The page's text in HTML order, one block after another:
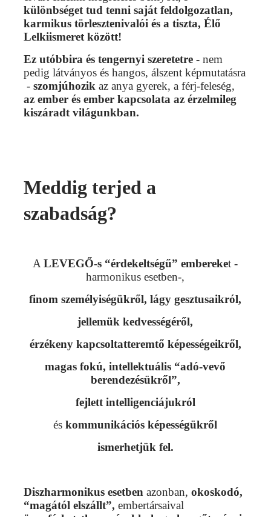
különbséget tud tenni saját feldolgozatlan,
karmikus törlesztenivalói és a tiszta, Élő
Lelkiismeret között!
Ez utóbbira és tengernyi szeretetre -nem
pedig látványos és hangos, álszent képmutatásra
- szomjúhozikaz anya gyerek, a férj-feleség,
az ember és ember kapcsolata az érzelmileg
kiszáradt világunkban.
Meddig terjed a
szabadság?
ALEVEGŐ-s “érdekeltségű” embereket -
harmonikus esetben-,
finom személyiségükről, lágy gesztusaikról,
jellemük kedvességéről,
érzékeny kapcsoltatteremtő képességeikről,
magas fokú, intellektuális “adó-vevő
berendezésükről”,
fejlett intelligenciájukról
éskommunikációs képességükről
ismerhetjük fel.
Diszharmonikus esetbenazonban, okoskodó,
“magától elszállt”, embertársaival